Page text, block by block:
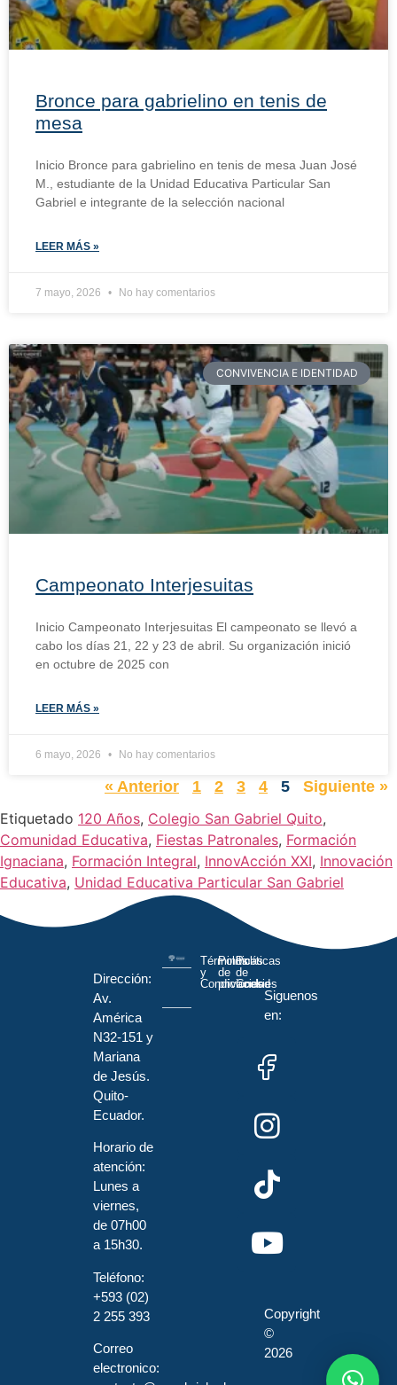
Bronce para gabrielino en tenis de
mesa
Inicio Bronce para gabrielino en tenis de mesa Juan José
M., estudiante de la Unidad Educativa Particular San
Gabriel e integrante de la selección nacional
LEER MÁS »
7 mayo, 2026 No hay comentarios
CONVIVENCIA E IDENTIDAD
Campeonato Interjesuitas
Inicio Campeonato Interjesuitas El campeonato se llevó a
cabo los días 21, 22 y 23 de abril. Su organización inició
en octubre de 2025 con
LEER MÁS »
6 mayo, 2026 No hay comentarios
« Anterior 1 2 3 4 5
Siguiente »
Etiquetado 120 Años, Colegio San Gabriel Quito,
Comunidad Educativa, Fiestas Patronales, Formación
Ignaciana, Formación Integral, InnovAcción XXI, Innovación
Educativa, Unidad Educativa Particular San Gabriel
Dirección:
Av.
América
N32-151 y
Mariana
de Jesús.
Quito-
Ecuador.
Horario de
atención:
Lunes a
viernes,
de 07h00
a 15h30.
Teléfono:
+593 (02)
2 255 393
Correo
electronico:
Términos
y
Condiciones
Políticas
de
privacidad
Políticas
de
Cookies
Siguenos
en:
Copyright
©
2026